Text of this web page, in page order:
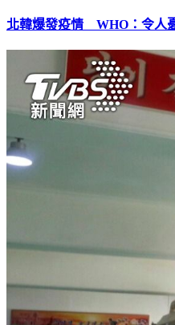
北韓爆發疫情 WHO：令人